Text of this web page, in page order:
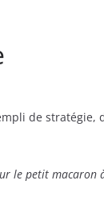
de stratégie,
le petit macaron